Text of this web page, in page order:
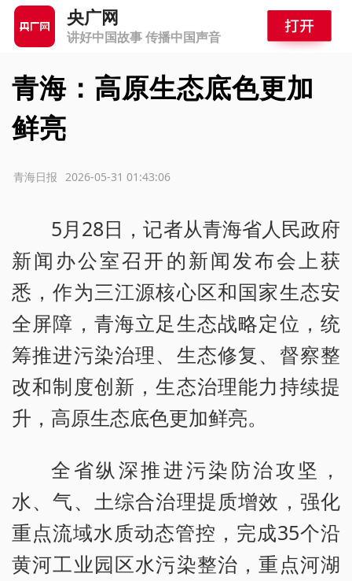
央广网
讲好中国故事 传播中国声音
青海：高原生态底色更加
鲜亮
2026-05-31 01:43:06
青海日报
5月28日，记者从青海省人民政府
新闻办公室召开的新闻发布会上获
悉，作为三江源核心区和国家生态安
全屏障，青海立足生态战略定位，统
筹推进污染治理、生态修复、督察整
改和制度创新，生态治理能力持续提
升，高原生态底色更加鲜亮。
全省纵深推进污染防治攻坚，
水、气、土综合治理提质增效，强化
重点流域水质动态管控，完成35个沿
黄河工业园区水污染整治，重点河湖